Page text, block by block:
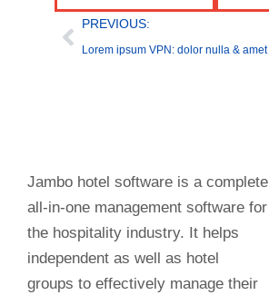
PREVIOUS:
Jambo hotel software is a complete
all-in-one management software for
the hospitality industry. It helps
independent as well as hotel
groups to effectively manage their